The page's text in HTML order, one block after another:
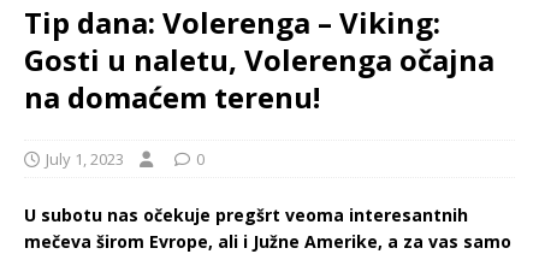
Tip dana: Volerenga – Viking:
Gosti u naletu, Volerenga očajna
na domaćem terenu!
July 1, 2023 0
U subotu nas očekuje pregšrt veoma interesantnih
mečeva širom Evrope, ali i Južne Amerike, a za vas samo